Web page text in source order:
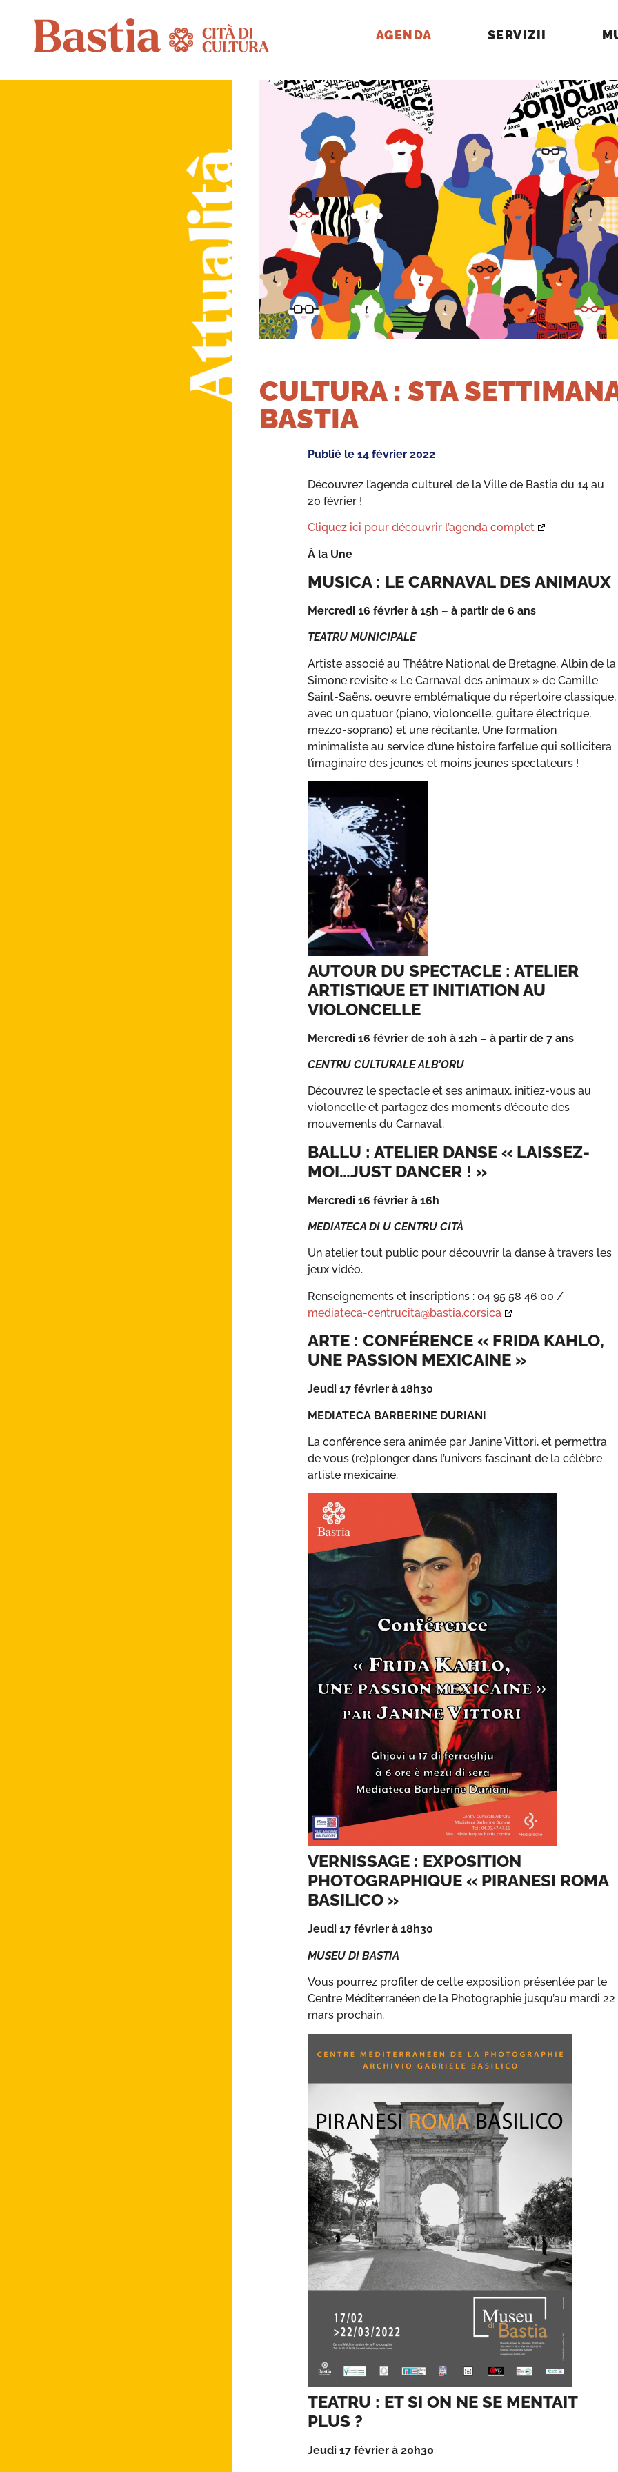
AGENDA SERVIZII
CULTURA : STA
BASTIA
Publié le 14 février 2022
Découvrez l’agenda culturel de la Ville de Bastia du 14 au
20 février !
Cliquez ici pour découvrir l’agenda complet
À la Une
MUSICA : LE CARNAVAL DES ANIMAUX
Mercredi 16 février à 15h – à partir de 6 ans
TEATRU MUNICIPALE
Artiste associé au Théâtre National de Bretagne, Albin de la
Simone revisite « Le Carnaval des animaux » de Camille
Saint-Saëns, oeuvre emblématique du répertoire classique,
avec un quatuor (piano, violoncelle, guitare électrique,
mezzo-soprano) et une récitante. Une formation
minimaliste au service d’une histoire farfelue qui sollicitera
l’imaginaire des jeunes et moins jeunes spectateurs !
AUTOUR DU SPECTACLE : ATELIER
ARTISTIQUE ET INITIATION AU
VIOLONCELLE
Mercredi 16 février de 10h à 12h – à partir de 7 ans
CENTRU CULTURALE ALB’ORU
Découvrez le spectacle et ses animaux, initiez-vous au
violoncelle et partagez des moments d’écoute des
mouvements du Carnaval.
BALLU : ATELIER DANSE « LAISSEZ-
MOI…JUST DANCER ! »
Mercredi 16 février à 16h
MEDIATECA DI U CENTRU CITÀ
Un atelier tout public pour découvrir la danse à travers les
jeux vidéo.
Renseignements et inscriptions : 04 95 58 46 00 /
mediateca-centrucita@bastia.corsica
ARTE : CONFÉRENCE « FRIDA KAHLO,
UNE PASSION MEXICAINE »
Jeudi 17 février à 18h30
MEDIATECA BARBERINE DURIANI
La conférence sera animée par Janine Vittori, et permettra
de vous (re)plonger dans l’univers fascinant de la célèbre
artiste mexicaine.
VERNISSAGE : EXPOSITION
PHOTOGRAPHIQUE « PIRANESI ROMA
BASILICO »
Jeudi 17 février à 18h30
MUSEU DI BASTIA
Vous pourrez profiter de cette exposition présentée par le
Centre Méditerranéen de la Photographie jusqu’au mardi 22
mars prochain.
TEATRU : ET SI ON NE SE MENTAIT
PLUS ?
Jeudi 17 février à 20h30